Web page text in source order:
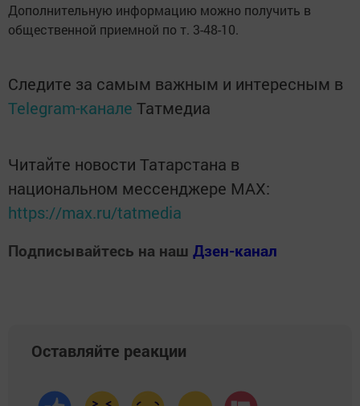
Дополнительную информацию можно получить в
общественной приемной по т. 3-48-10.
Следите за самым важным и интересным в
Telegram-канале Татмедиа
Читайте новости Татарстана в
национальном мессенджере MАХ:
https://max.ru/tatmedia
Подписывайтесь на наш Дзен-канал
Оставляйте реакции